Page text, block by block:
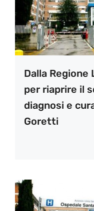
Dalla Regione
per riaprire il
diagnosi e
Goretti